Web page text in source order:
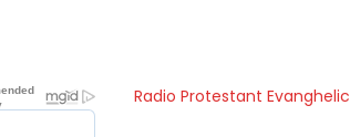
Radio Protestant Evanghelic